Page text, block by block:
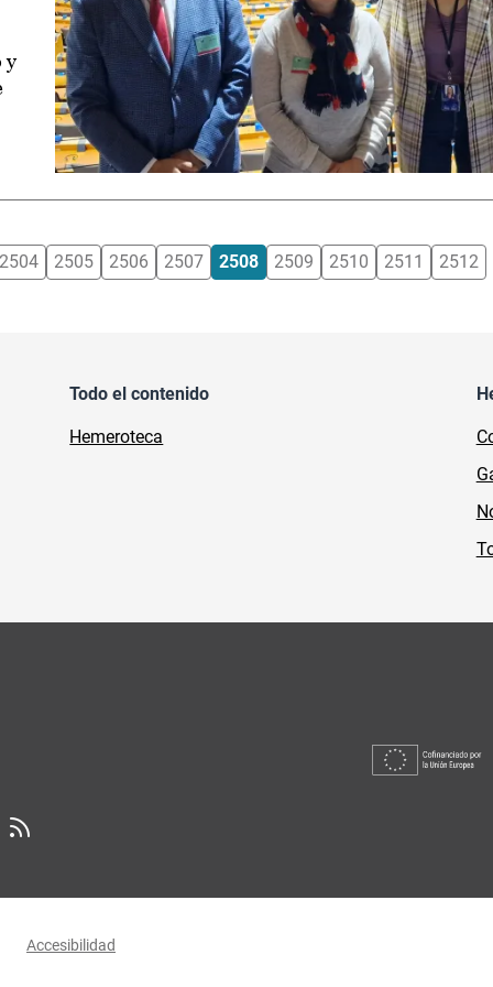
y
2505 2506 2507 2508 2509 2510 2511 2512
Todo el contenido
Hemeroteca
Accesibilidad